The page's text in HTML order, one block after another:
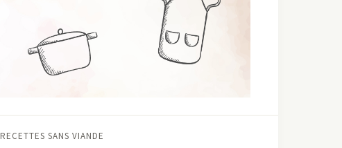
RECETTES SANS VIANDE